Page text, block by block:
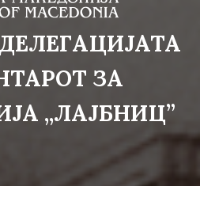
ЗА
,,ЛАЈБНИЦ”